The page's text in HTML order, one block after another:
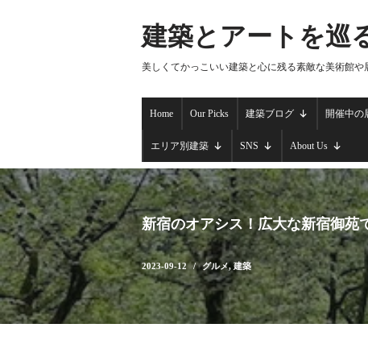
キ
ッ
プ
建築とアートを巡
美しくてかっこいい建築と心に残る素敵な美術館や
Home Our Picks 建築ブログ 開催中の
エリア別建築 SNS About Us
新宿のオアシス！広大な新宿御苑
2023-09-12 グルメ,建築